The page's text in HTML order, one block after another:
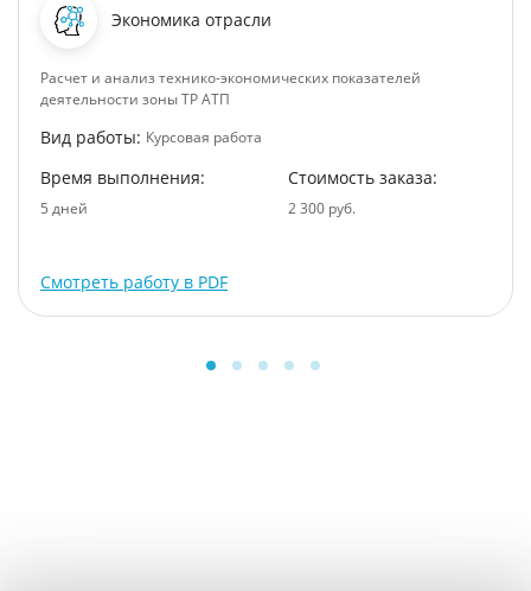
Экономика отрасли
Расчет и анализ технико-экономических показателей
деятельности зоны ТР АТП
Вид работы: Курсовая работа
Время выполнения:
5 дней
Стоимость заказа:
2 300 руб.
Смотреть работу в PDF